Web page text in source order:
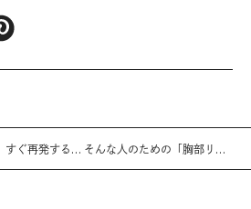
すぐ再発する… そんな人のための「胸部リリ